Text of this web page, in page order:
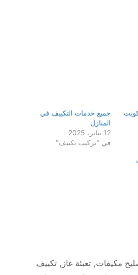
جميع خدمات التكييف في
المنازل
12 يناير، 2025
في "تركيب تكييف"
مكيفات,تعبئة غاز ,تكييف